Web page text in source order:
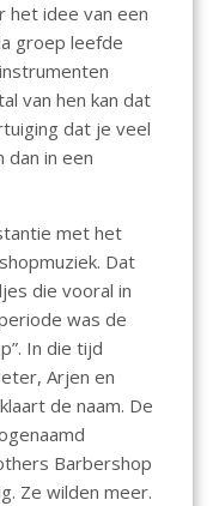
het idee van een
groep leefde
van hen kan dat
dat je veel
dan in een
met het
Dat
die vooral in
was de
In die tijd
Arjen en
de naam. De
Barbershop
Ze wilden meer.